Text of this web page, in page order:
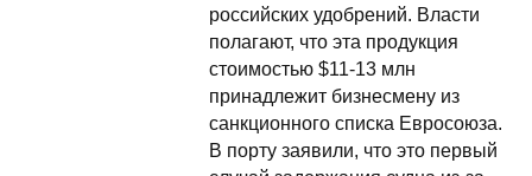
российских удобрений. Власти
полагают, что эта продукция
стоимостью $11-13 млн
принадлежит бизнесмену из
санкционного списка Евросоюза.
В порту заявили, что это первый